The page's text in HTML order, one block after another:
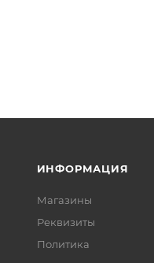
ИНФОРМАЦИЯ
Магазины
Реквизиты
Политика